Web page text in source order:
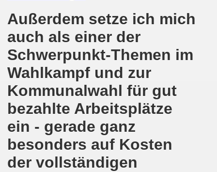
Außerdem setze ich mich
auch als einer der
Schwerpunkt-Themen im
Wahlkampf und zur
Kommunalwahl für gut
bezahlte Arbeitsplätze
ein - gerade ganz
besonders auf Kosten
der vollständigen
Bewegung am 29.03.2021 steht konsequent
sendet kämpferische Grüße am 08.03.2021 zum
Bewegung am 08.03.2021 im Zeichen des
Montagsdemo-Bewegung am 08. März
bei Eiseskälte gegen die katastrophale Flüchtlings-
Montagsdemo-Bewegung am 15. Februar 2021
Montagsdemo-Bewegung am 11. Januar 2021
Bewegung am 23.11.2020 zum heißen Eisen Corona